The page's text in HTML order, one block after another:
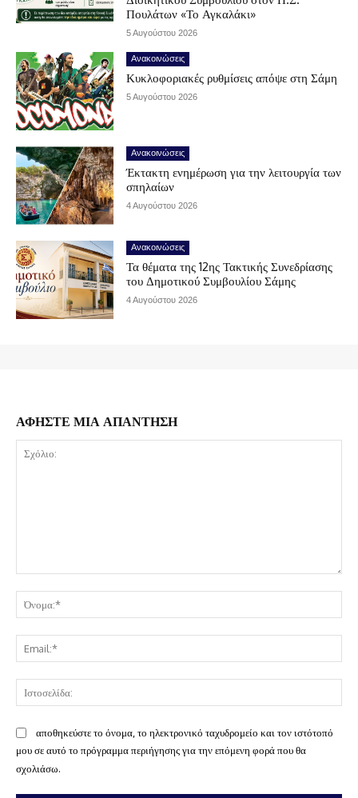
Πουλάτων «Το Αγκαλάκι»
5 Αυγούστου 2026
Ανακοινώσεις
Κυκλοφοριακές ρυθμίσεις απόψε στη Σάμη
5 Αυγούστου 2026
Ανακοινώσεις
Έκτακτη ενημέρωση για την λειτουργία των
σπηλαίων
4 Αυγούστου 2026
Ανακοινώσεις
Τα θέματα της 12ης Τακτικής Συνεδρίασης
του Δημοτικού Συμβουλίου Σάμης
4 Αυγούστου 2026
ΑΦΗΣΤΕ ΜΙΑ ΑΠΑΝΤΗΣΗ
αποθηκεύστε το όνομα, το ηλεκτρονικό ταχυδρομείο και τον ιστότοπό
μου σε αυτό το πρόγραμμα περιήγησης για την επόμενη φορά που θα
σχολιάσω.